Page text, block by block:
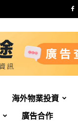
海外物業投資
廣告合作